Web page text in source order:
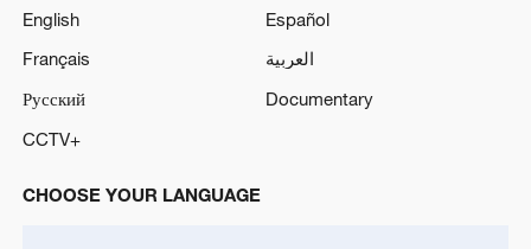
English
Español
Français
العربية
Русский
Documentary
CCTV+
CHOOSE YOUR LANGUAGE